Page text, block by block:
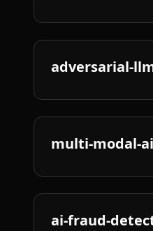
adversarial-
multi-modal-
ai-fraud-